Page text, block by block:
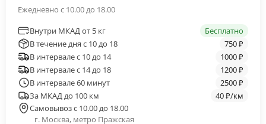
Ежедневно с 10.00 до 18.00
Внутри МКАД от 5 кг
Бесплатно
В течение дня с 10 до 18
750 ₽
В интервале с 10 до 14
1000 ₽
В интервале с 14 до 18
1200 ₽
В интервале 60 минут
2500 ₽
За МКАД до 100 км
40 ₽/км
Самовывоз с 10.00 до 18.00
г. Москва, метро Пражская